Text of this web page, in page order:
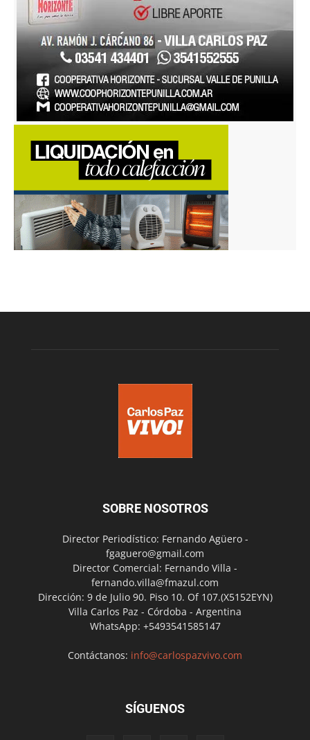
SOBRE NOSOTROS
Director Periodístico: Fernando Agüero -
fgaguero@gmail.com
Director Comercial: Fernando Villa -
fernando.villa@fmazul.com
Dirección: 9 de Julio 90. Piso 10. Of 107.(X5152EYN)
Villa Carlos Paz - Córdoba - Argentina
WhatsApp: +5493541585147
Contáctanos: info@carlospazvivo.com
SÍGUENOS